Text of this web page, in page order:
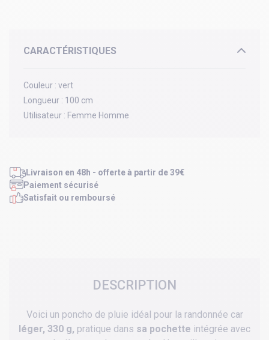
CARACTÉRISTIQUES
Couleur : vert
Longueur : 100 cm
Utilisateur : Femme Homme
Livraison en 48h - offerte à partir de 39€
Paiement sécurisé
Satisfait ou remboursé
DESCRIPTION
Voici un poncho de pluie idéal pour la randonnée car
léger, 330 g, pratique dans sa pochette intégrée avec